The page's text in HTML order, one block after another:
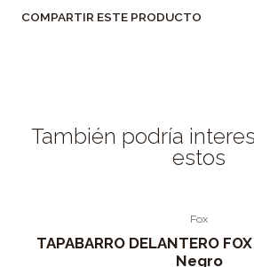
COMPARTIR ESTE PRODUCTO
También podría
estos
Fox
TAPABARRO DELANTERO
Negro